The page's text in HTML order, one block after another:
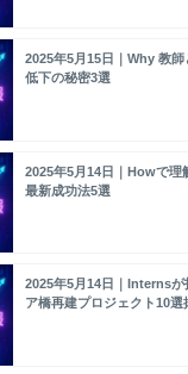
2025年5月15日｜Why 教
低下の秘密3選
2025年5月14日｜Howで理
最新成功法5選
2025年5月14日｜Interns
ア橋再建プロジェクト10選